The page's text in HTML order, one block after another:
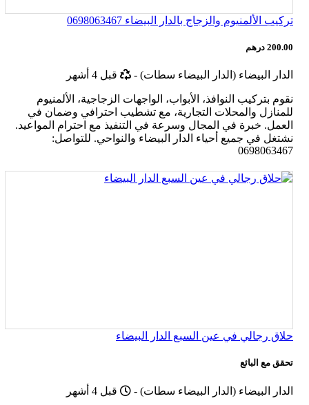
تركيب الألمنيوم والزجاج بالدار البيضاء 0698063467
200.00 درهم
الدار البيضاء (الدار البيضاء سطات) -
أخر
قبل 4 أشهر
نقوم بتركيب النوافذ، الأبواب، الواجهات الزجاجية، الألمنيوم
للمنازل والمحلات التجارية، مع تشطيب احترافي وضمان في
العمل. خبرة في المجال وسرعة في التنفيذ مع احترام المواعيد.
نشتغل في جميع أحياء الدار البيضاء والنواحي. للتواصل:
0698063467
حلاق رجالي في عين السبع الدار البيضاء
تحقق مع البائع
الدار البيضاء (الدار البيضاء سطات) -
Published
قبل 4 أشهر